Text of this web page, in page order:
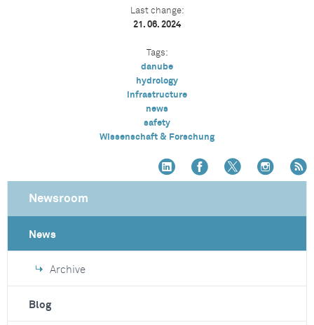
Last change:
21. 06. 2024
Tags:
danube
hydrology
infrastructure
news
safety
Wissenschaft & Forschung
Newsroom
News
Archive
Blog